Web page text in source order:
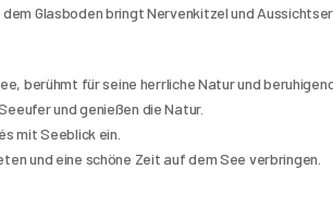
Glasboden bringt Nervenkitzel und
berühmt für seine herrliche Natur und
und genießen die Natur.
mit Seeblick ein.
und eine schöne Zeit auf dem See verbringen.